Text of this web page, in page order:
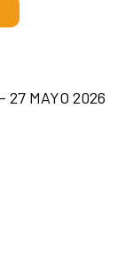
27 MAYO 2026